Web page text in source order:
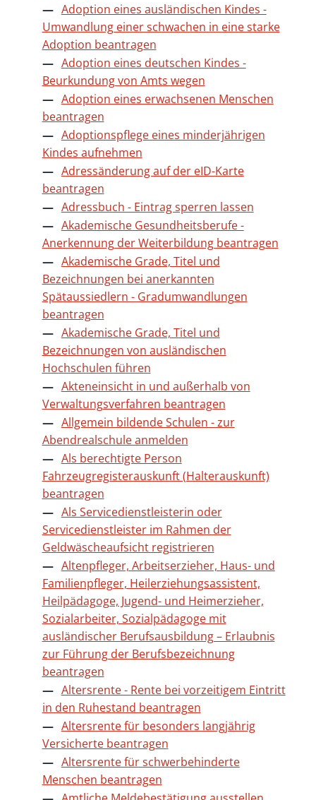
Adoption eines ausländischen Kindes -
Umwandlung einer schwachen in eine starke
Adoption beantragen
Adoption eines deutschen Kindes -
Beurkundung von Amts wegen
Adoption eines erwachsenen Menschen
beantragen
Adoptionspflege eines minderjährigen
Kindes aufnehmen
Adressänderung auf der eID-Karte
beantragen
Adressbuch - Eintrag sperren lassen
Akademische Gesundheitsberufe -
Anerkennung der Weiterbildung beantragen
Akademische Grade, Titel und
Bezeichnungen bei anerkannten
Spätaussiedlern - Gradumwandlungen
beantragen
Akademische Grade, Titel und
Bezeichnungen von ausländischen
Hochschulen führen
Akteneinsicht in und außerhalb von
Verwaltungsverfahren beantragen
Allgemein bildende Schulen - zur
Abendrealschule anmelden
Als berechtigte Person
Fahrzeugregisterauskunft (Halterauskunft)
beantragen
Als Servicedienstleisterin oder
Servicedienstleister im Rahmen der
Geldwäscheaufsicht registrieren
Altenpfleger, Arbeitserzieher, Haus- und
Familienpfleger, Heilerziehungsassistent,
Heilpädagoge, Jugend- und Heimerzieher,
Sozialarbeiter, Sozialpädagoge mit
ausländischer Berufsausbildung – Erlaubnis
zur Führung der Berufsbezeichnung
beantragen
Altersrente - Rente bei vorzeitigem Eintritt
in den Ruhestand beantragen
Altersrente für besonders langjährig
Versicherte beantragen
Altersrente für schwerbehinderte
Menschen beantragen